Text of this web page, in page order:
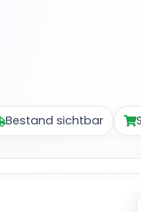
Bestand sichtbar